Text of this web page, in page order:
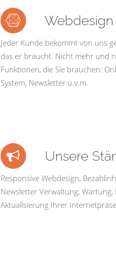
Webdesign
Jeder Kunde bekommt von uns
das er braucht. Nicht mehr und
Funktionen, die Sie brauchen:
System, Newsletter u.v.m.
Unsere
Responsive Webdesign,
Newsletter Verwaltung, Wartung,
Aktualisierung Ihrer